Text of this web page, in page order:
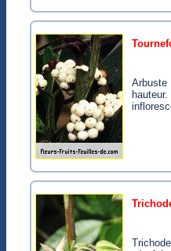
Arbuste pouvant atteindre 3-4 m de
Trichodesma zeylanicum est une espèce